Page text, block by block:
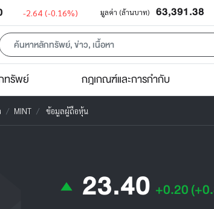
-2.64 (-0.16%) มูลค่า (ล้านบาท) 63,391.38
ทรัพย์ กฎเกณฑ์และการกำกับ
MINT ข้อมูลผู้ถือหุ้น
23.40 +0.20